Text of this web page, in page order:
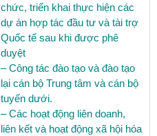
chức, triển khai thực hiện các
dự án hợp tác đầu tư và tài trợ
Quốc tế sau khi được phê
duyệt
– Công tác đào tạo và đào tạo
lại cán bộ Trung tâm và cán bộ
tuyến dưới.
– Các hoạt động liên doanh,
liên kết và hoạt động xã hội hóa